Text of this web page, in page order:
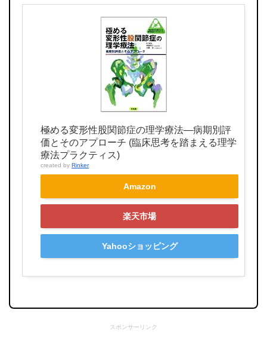
極める変形性股関節症の理学療法―病期別評
価とそのアプローチ (臨床思考を踏まえる理学
療法プラクティス)
created by Rinker
Amazon
楽天市場
Yahooショッピング
スポンサーリンク